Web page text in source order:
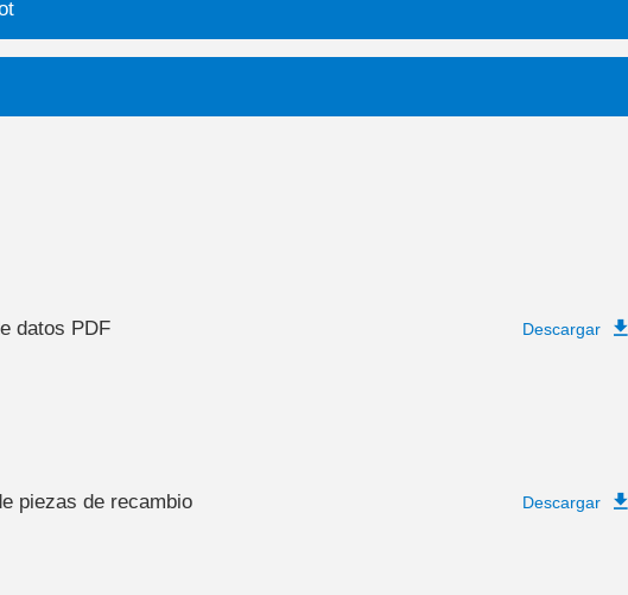
datos PDF Descargar
piezas de recambio Descargar